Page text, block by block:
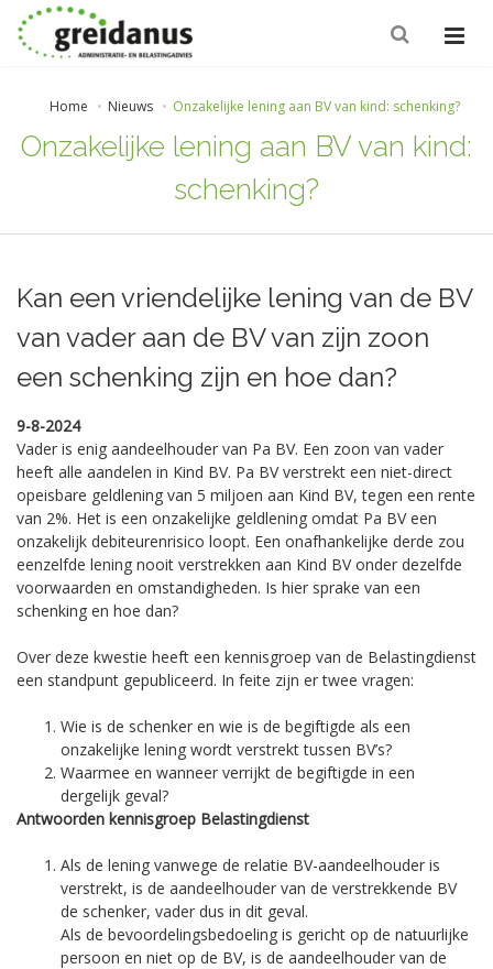
Home Nieuws Onzakelijke lening aan BV van kind: schenking?
Onzakelijke lening aan BV van kind:
schenking?
Kan een vriendelijke lening van de BV
van vader aan de BV van zijn zoon
een schenking zijn en hoe dan?
9-8-2024
Vader is enig aandeelhouder van Pa BV. Een zoon van vader
heeft alle aandelen in Kind BV. Pa BV verstrekt een niet-direct
opeisbare geldlening van 5 miljoen aan Kind BV, tegen een rente
van 2%. Het is een onzakelijke geldlening omdat Pa BV een
onzakelijk debiteurenrisico loopt. Een onafhankelijke derde zou
eenzelfde lening nooit verstrekken aan Kind BV onder dezelfde
voorwaarden en omstandigheden. Is hier sprake van een
schenking en hoe dan?
Over deze kwestie heeft een kennisgroep van de Belastingdienst
een standpunt gepubliceerd. In feite zijn er twee vragen:
Wie is de schenker en wie is de begiftigde als een
onzakelijke lening wordt verstrekt tussen BV’s?
Waarmee en wanneer verrijkt de begiftigde in een
dergelijk geval?
Antwoorden kennisgroep Belastingdienst
Als de lening vanwege de relatie BV-aandeelhouder is
verstrekt, is de aandeelhouder van de verstrekkende BV
de schenker, vader dus in dit geval.
Als de bevoordelingsbedoeling is gericht op de natuurlijke
persoon en niet op de BV, is de aandeelhouder van de